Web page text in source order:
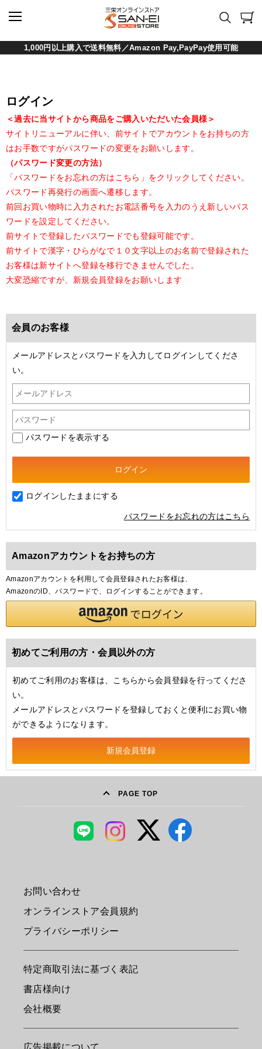
1,000円以上購入で送料無料／Amazon Pay,PayPay使用可能
ログイン
＜過去に当サイトから商品をご購入いただいた会員様＞
サイトリニューアルに伴い、前サイトでアカウントをお持ちの方
はお手数ですがパスワードの変更をお願いします。
（パスワード変更の方法）
「パスワードをお忘れの方はこちら」をクリックしてください。
パスワード再発行の画面へ遷移します。
前回お買い物時に入力されたお電話番号を入力のうえ新しいパス
ワードを設定してください。
前サイトで登録したパスワードでも登録可能です。
前サイトで漢字・ひらがなで１０文字以上のお名前で登録された
お客様は新サイトへ登録を移行できませんでした。
大変恐縮ですが、新規会員登録をお願いします
会員のお客様
メールアドレスとパスワードを入力してログインしてくださ
い。
パスワードを表示する
ログインしたままにする
パスワードをお忘れの方はこちら
Amazonアカウントをお持ちの方
Amazonアカウントを利用して会員登録されたお客様は、
AmazonのID、パスワードで、ログインすることができます。
初めてご利用の方・会員以外の方
初めてご利用のお客様は、こちらから会員登録を行ってくださ
い。
メールアドレスとパスワードを登録しておくと便利にお買い物
ができるようになります。
PAGE TOP
お問い合わせ
オンラインストア会員規約
プライバシーポリシー
特定商取引法に基づく表記
書店様向け
会社概要
広告掲載について